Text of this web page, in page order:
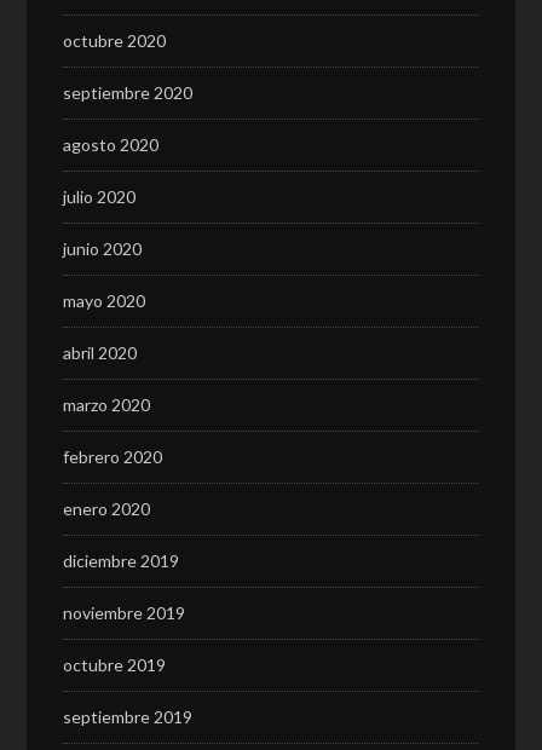
octubre 2020
septiembre 2020
agosto 2020
julio 2020
junio 2020
mayo 2020
abril 2020
marzo 2020
febrero 2020
enero 2020
diciembre 2019
noviembre 2019
octubre 2019
septiembre 2019